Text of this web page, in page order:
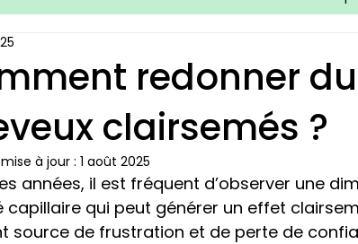
redonner
clairsemés ?
à jour : 1 août 2025
années, il est fréquent d’observer une
capillaire qui peut générer un effet
source de frustration et de perte de